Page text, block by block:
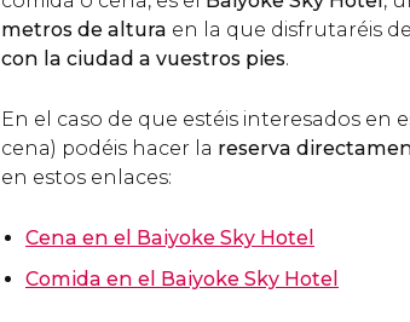
metros de altura en la que disfrutaréis
con la ciudad a vuestros pies.
En el caso de que estéis interesados en
cena) podéis hacer la reserva
en estos enlaces:
Cena en el Baiyoke Sky Hotel
Comida en el Baiyoke Sky Hotel